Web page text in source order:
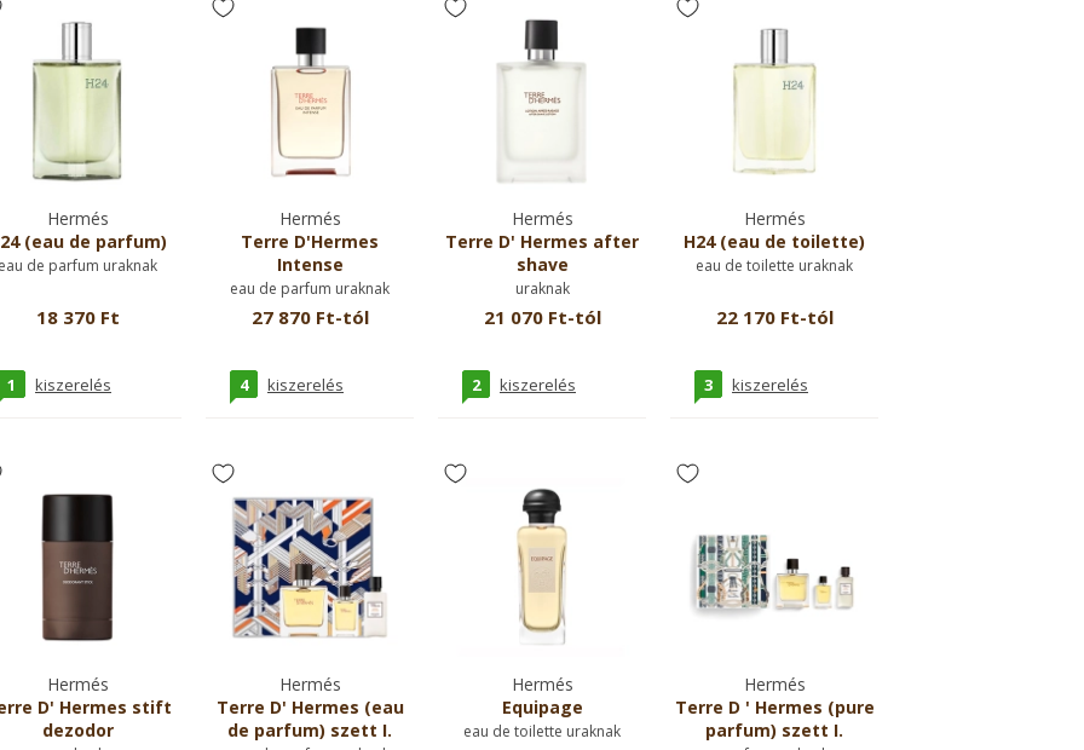
Hermés
(eau de parfum)
de parfum uraknak
18 370 Ft
1 kiszerelés
Hermés
Terre D'Hermes
Intense
eau de parfum uraknak
27 870 Ft-tól
4 kiszerelés
Hermés
Terre D' Hermes after
shave
uraknak
21 070 Ft-tól
2 kiszerelés
Hermés
H24 (eau de toilette)
eau de toilette uraknak
22 170 Ft-tól
3 kiszerelés
Hermés
D' Hermes stift
dezodor
Hermés
Terre D' Hermes (eau
de parfum) szett I.
Hermés
Equipage
eau de toilette uraknak
Hermés
Terre D ' Hermes (pure
parfum) szett I.